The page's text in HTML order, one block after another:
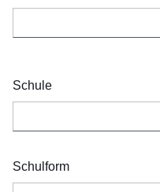
Schule
Schulform